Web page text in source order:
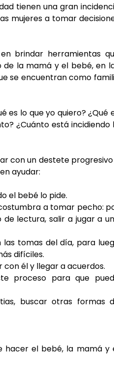
tienen una gran
mujeres a tomar
brindar herramientas
la mamá y el bebé, en
se encuentran como
es lo que yo quiero? ¿Qué
¿Cuánto está incidiendo
con un destete
ayudar:
el bebé lo pide.
a tomar pecho:
lectura, salir a jugar a
tomas del día, para
difíciles.
él y llegar a acuerdos.
hacer el bebé, la mamá y